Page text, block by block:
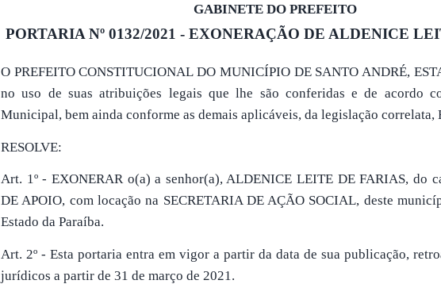
GABINETE DO PREFEITO
PORTARIA Nº 0132/2021 - EXONERAÇÃO DE ALDENICE
O PREFEITO CONSTITUCIONAL DO MUNICÍPIO DE SANTO ANDRÉ,
no uso de suas atribuições legais que lhe são conferidas e de acordo
Municipal, bem ainda conforme as demais aplicáveis, da legislação correlata,
RESOLVE:
Art. 1º - EXONERAR o(a) a senhor(a), ALDENICE LEITE DE FARIAS, do
DE APOIO, com locação na SECRETARIA DE AÇÃO SOCIAL, deste
Estado da Paraíba.
Art. 2º - Esta portaria entra em vigor a partir da data de sua publicação,
jurídicos a partir de 31 de março de 2021.